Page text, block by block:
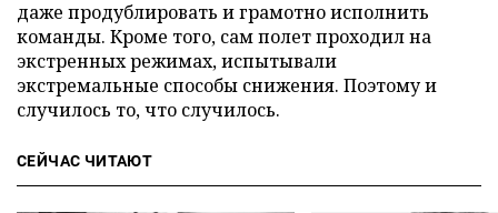
даже продублировать и грамотно исполнить
команды. Кроме того, сам полет проходил на
экстренных режимах, испытывали
экстремальные способы снижения. Поэтому и
случилось то, что случилось.
СЕЙЧАС ЧИТАЮТ